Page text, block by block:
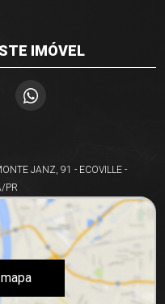
IMÓVEL
JANZ, 91 - ECOVILLE -
PR